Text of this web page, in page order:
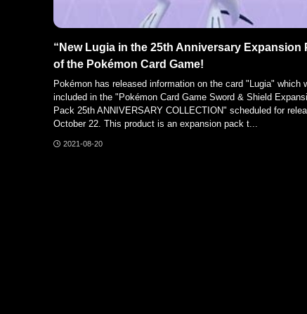
“New Lugia in the 25th Anniversary Expansion
of the Pokémon Card Game!
Pokémon has released information on the card "Lugia" which
included in the "Pokémon Card Game Sword & Shield
Pack 25th ANNIVERSARY COLLECTION" scheduled for
October 22. This product is an expansion pack t...
2021-08-20